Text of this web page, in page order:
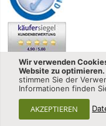
Wir verwenden
Website zu optimieren.
stimmen Sie der
Informationen finden
AKZEPTIEREN
Reserved.